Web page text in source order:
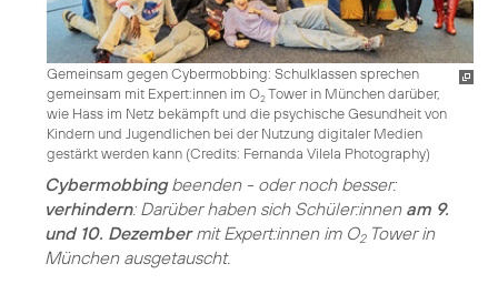
Gemeinsam gegen Cybermobbing: Schulklassen sprechen
gemeinsam mit Expert:innen im O2Tower in München darüber,
wie Hass im Netz bekämpft und die psychische Gesundheit von
Kindern und Jugendlichen bei der Nutzung digitaler Medien
gestärkt werden kann (Credits: Fernanda Vilela Photography)
Cybermobbingbeenden - oder noch besser:
verhindern: Darüber haben sich Schüler:innen am 9.
und 10. Dezembermit Expert:innen im O2Tower in
München ausgetauscht.